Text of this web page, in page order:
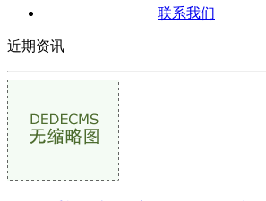
联系我们
近期资讯